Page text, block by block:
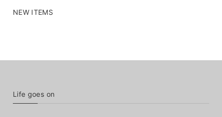
NEW ITEMS
Life goes on